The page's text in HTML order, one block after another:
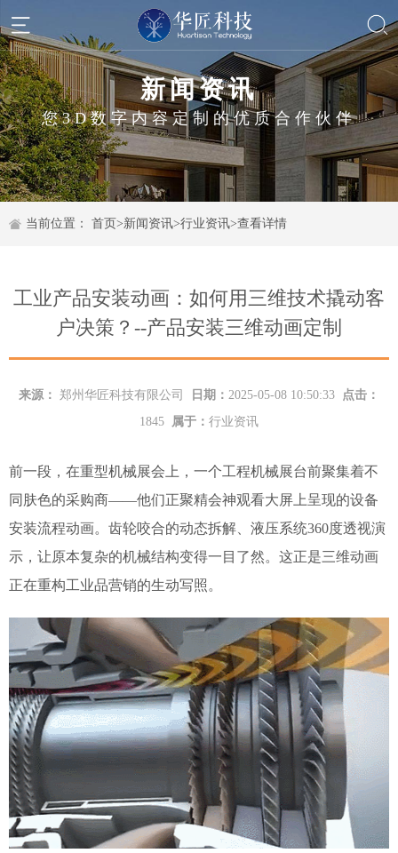
新闻资讯
您3D数字内容定制的优质合作伙伴
当前位置： 首页>新闻资讯>行业资讯>查看详情
工业产品安装动画：如何用三维技术撬动客
户决策？--产品安装三维动画定制
来源： 郑州华匠科技有限公司 日期： 2025-05-08 10:50:33
点击：
1845
属于： 行业资讯
前一段，在重型机械展会上，一个工程机械展台前聚集着不
同肤色的采购商——他们正聚精会神观看大屏上呈现的设备
安装流程动画。齿轮咬合的动态拆解、液压系统360度透视演
示，让原本复杂的机械结构变得一目了然。这正是三维动画
正在重构工业品营销的生动写照。